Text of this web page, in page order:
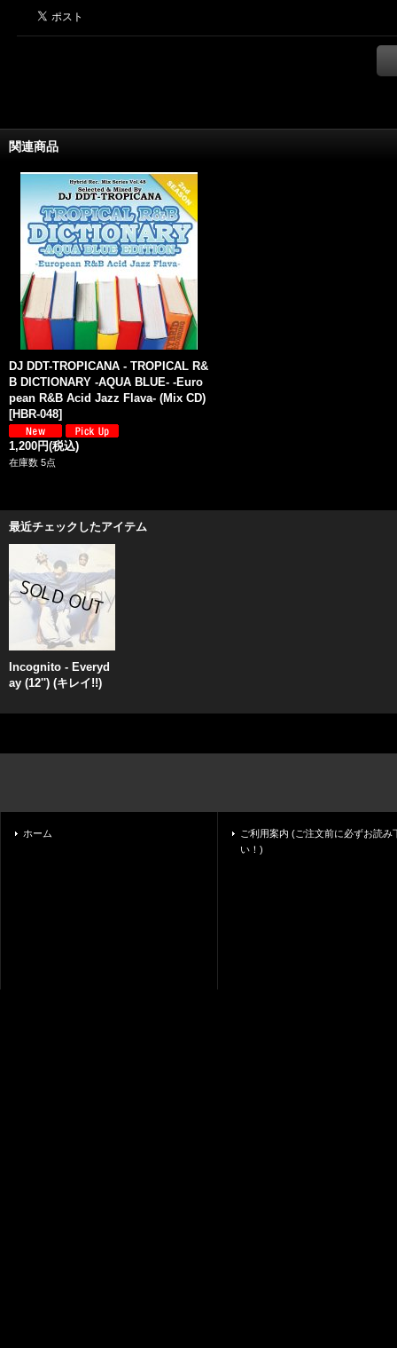
関連商品
DJ DDT-TROPICANA - TROPICAL R&
B DICTIONARY -AQUA BLUE- -Euro
pean R&B Acid Jazz Flava- (Mix CD)
[HBR-048]
1,200円(税込)
在庫数 5点
最近チェックしたアイテム
Incognito - Everyd
ay (12'') (キレイ!!)
ホーム
ご利用案内 (ご注文前に必ずお読み
い！)